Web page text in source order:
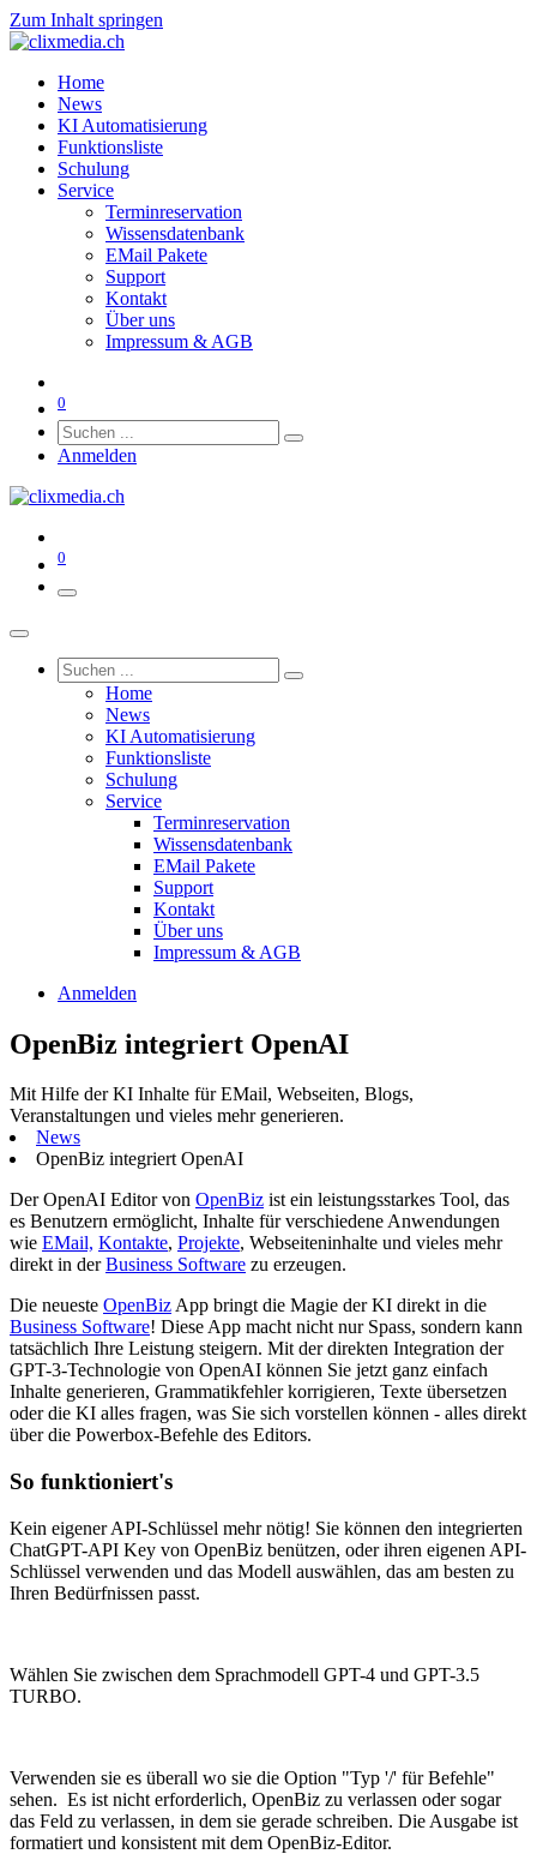
Zum Inhalt springen
Home
News
KI Automatisierung
Funktionsliste
Schulung
Service
Terminreservation
Wissensdatenbank
EMail Pakete
Support
Kontakt
Über uns
Impressum & AGB
0
Anmelden
0
Home
News
KI Automatisierung
Funktionsliste
Schulung
Service
Terminreservation
Wissensdatenbank
EMail Pakete
Support
Kontakt
Über uns
Impressum & AGB
Anmelden
OpenBiz integriert OpenAI
Mit Hilfe der KI Inhalte für EMail, Webseiten, Blogs,
Veranstaltungen und vieles mehr generieren.
News
OpenBiz integriert OpenAI
Der OpenAI Editor von OpenBiz ist ein leistungsstarkes Tool, das
es Benutzern ermöglicht, Inhalte für verschiedene Anwendungen
wie EMail, Kontakte, Projekte, Webseiteninhalte und vieles mehr
direkt in derBusiness Software zu erzeugen.
Die neueste OpenBizApp bringt die Magie der KI direkt in die
Business Software! Diese App macht nicht nur Spass, sondern kann
tatsächlich Ihre Leistung steigern. Mit der direkten Integration der
GPT-3-Technologie von OpenAI können Sie jetzt ganz einfach
Inhalte generieren, Grammatikfehler korrigieren, Texte übersetzen
oder die KI alles fragen, was Sie sich vorstellen können - alles direkt
über die Powerbox-Befehle des Editors.
So funktioniert's
Kein eigener API-Schlüssel mehr nötig! Sie können den integrierten
ChatGPT-API Key von OpenBiz benützen, oder ihren eigenen API-
Schlüssel verwenden und das Modell auswählen, das am besten zu
Ihren Bedürfnissen passt.
Wählen Sie zwischen dem Sprachmodell GPT-4 und GPT-3.5
TURBO.
Verwenden sie es überall wo sie die Option "Typ '/' für Befehle"
sehen. Es ist nicht erforderlich, OpenBiz zu verlassen oder sogar
das Feld zu verlassen, in dem sie gerade schreiben. Die Ausgabe ist
formatiert und konsistent mit dem OpenBiz-Editor.